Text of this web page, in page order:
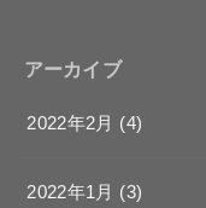
アーカイブ
2022年2月 (4)
2022年1月 (3)